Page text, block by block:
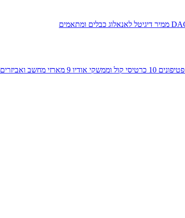
ממיר דיגיטל לאנאלוג כבלים ומתאמים
פטיפונים 10 כרטיסי קול וממשקי אודיו 9 מארזי מחשב ואביזרים